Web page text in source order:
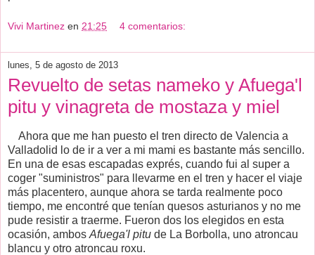
Vivi Martinez en 21:25 4 comentarios:
lunes, 5 de agosto de 2013
Revuelto de setas nameko y Afuega'l
pitu y vinagreta de mostaza y miel
Ahora que me han puesto el tren directo de Valencia a
Valladolid lo de ir a ver a mi mami es bastante más sencillo.
En una de esas escapadas exprés, cuando fui al super a
coger "suministros" para llevarme en el tren y hacer el viaje
más placentero, aunque ahora se tarda realmente poco
tiempo, me encontré que tenían quesos asturianos y no me
pude resistir a traerme. Fueron dos los elegidos en esta
ocasión, ambos Afuega'l pitu de La Borbolla, uno atroncau
blancu y otro atroncau roxu.